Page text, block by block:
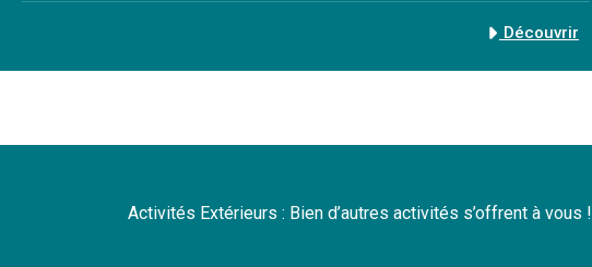
Découvrir
Activités Extérieurs : Bien d’autres activités s’offrent à vous !